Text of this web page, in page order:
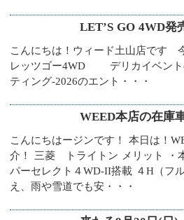
LET’S GO 4WD発
こんにちは！ウィード土山店です
レッツゴー4WD デリカイベント
ティング-2026のエント・・・
WEED本店の在庫
こんにちはージンです！ 本日は！
介！ 三菱 トライトン メリット ・
パーセレクト４WD-II搭載 ４H（フ
え、雨や雪道でも安・・・